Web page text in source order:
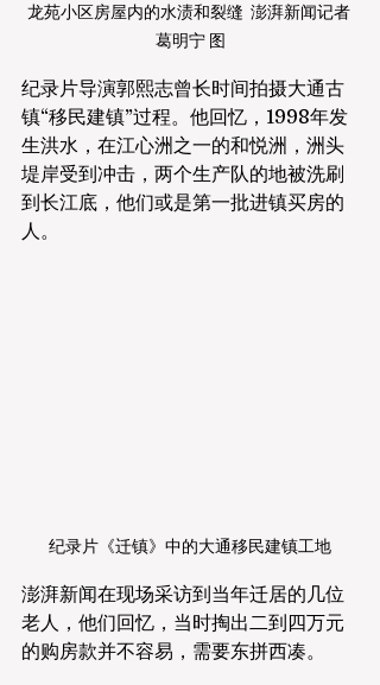
龙苑小区房屋内的水渍和裂缝  澎湃新闻记者
葛明宁 图
纪录片导演郭熙志曾长时间拍摄大通古
镇“移民建镇”过程。他回忆，1998年发
生洪水，在江心洲之一的和悦洲，洲头
堤岸受到冲击，两个生产队的地被洗刷
到长江底，他们或是第一批进镇买房的
人。
纪录片《迁镇》中的大通移民建镇工地
​​​​澎湃新闻在现场采访到当年迁居的几位
老人，他们回忆，当时掏出二到四万元
的购房款并不容易，需要东拼西凑。